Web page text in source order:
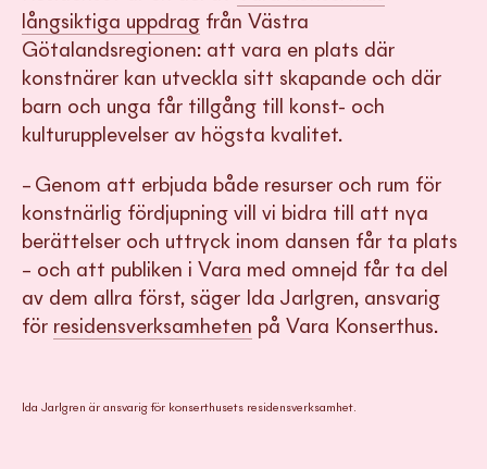
långsiktiga uppdrag från Västra
Götalandsregionen: att vara en plats där
konstnärer kan utveckla sitt skapande och där
barn och unga får tillgång till konst- och
kulturupplevelser av högsta kvalitet.
– Genom att erbjuda både resurser och rum för
konstnärlig fördjupning vill vi bidra till att nya
berättelser och uttryck inom dansen får ta plats
– och att publiken i Vara med omnejd får ta del
av dem allra först, säger Ida Jarlgren, ansvarig
för residensverksamheten på Vara Konserthus.
Ida Jarlgren är ansvarig för konserthusets residensverksamhet.